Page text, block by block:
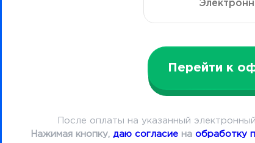
Перейти к
После оплаты на указанный
Нажимая кнопку, даю согласиена обработку